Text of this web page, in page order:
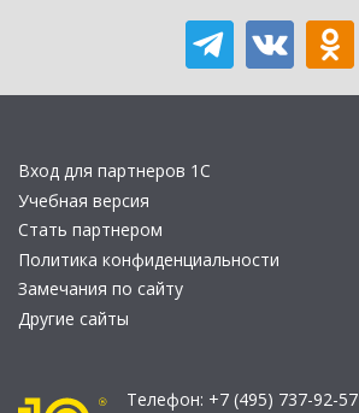
Вход для партнеров 1С
Учебная версия
Стать партнером
Политика конфиденциальности
Замечания по сайту
Другие сайты
Телефон: +7 (495) 737-92-57